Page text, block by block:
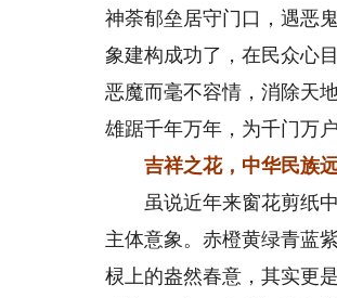
神荼郁垒居守门口，遇恶
象建构成功了，在民众心
恶魔而毫不容情，消除天
雄踞千年万年，为千门万
吉祥之花，中华民族远
虽说近年来窗花剪纸中
主体意象。赤橙黄绿青蓝
棂上的盎然春意，其实更